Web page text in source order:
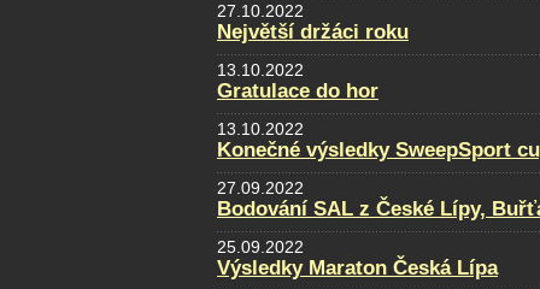
27.10.2022
Největší držáci roku
13.10.2022
Gratulace do hor
13.10.2022
Konečné výsledky SweepSport
27.09.2022
Bodování SAL z České Lípy,
25.09.2022
Výsledky Maraton Česká Lípa